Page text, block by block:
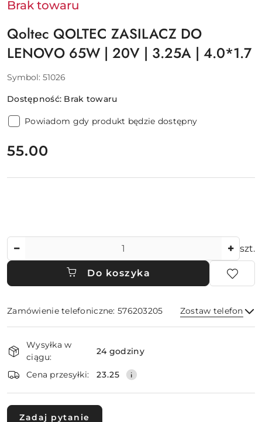
Brak towaru
Qoltec QOLTEC ZASILACZ DO
LENOVO 65W | 20V | 3.25A | 4.0*1.7
Symbol: 51026
Dostępność: Brak towaru
Powiadom gdy produkt będzie dostępny
cena:
55.00
szt.
Do koszyka
Zamówienie telefoniczne: 576203205 Zostaw telefon
i
dostawa
Wysyłka w
ciągu:
24 godziny
Cena przesyłki: 23.25
Zadaj pytanie